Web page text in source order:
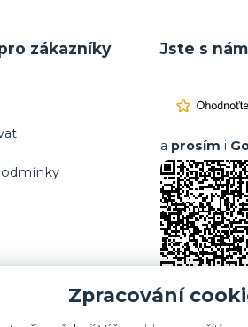
zákazníky Jste s
a prosím i
Zpracování